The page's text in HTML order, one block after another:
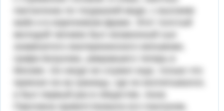
панталонах по тогдашней моде, с высоким